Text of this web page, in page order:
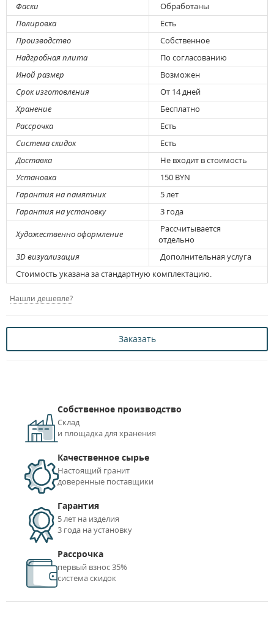
Фаски
Обработаны
Полировка
Есть
Производство
Собственное
Надгробная плита
По согласованию
Иной размер
Возможен
Срок изготовления
От 14 дней
Хранение
Бесплатно
Рассрочка
Есть
Система скидок
Есть
Доставка
Не входит в стоимость
Установка
150 BYN
Гарантия на памятник
5 лет
Гарантия на установку
3 года
Художественно оформление
Рассчитывается
отдельно
3D визуализация
Дополнительная услуга
Стоимость указана за стандартную комплектацию.
Нашли дешевле?
Заказать
Собственное производство
Склад
и площадка для хранения
Качественное сырье
Настоящий гранит
доверенные поставщики
Гарантия
5 лет на изделия
3 года на установку
Рассрочка
первый взнос 35%
система скидок